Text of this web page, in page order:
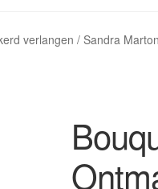
verlangen / Sandra Marton